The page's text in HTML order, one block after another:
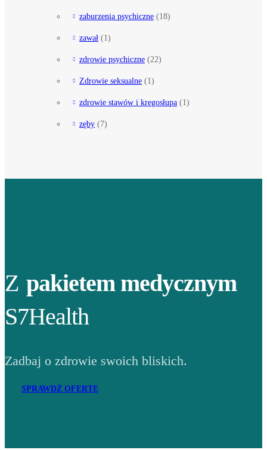
zaburzenia psychiczne (18)
zawał (1)
zdrowie psychiczne (22)
Zdrowie seksualne (1)
zdrowie stawów i kręgosłupa (1)
zęby (7)
Z pakietem medycznym
S7Health
Zadbaj o zdrowie swoich bliskich.
SPRAWDŹ OFERTĘ